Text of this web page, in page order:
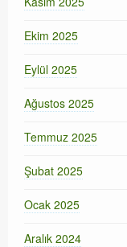
Ekim 2025
Eylül 2025
Ağustos 2025
Temmuz 2025
Şubat 2025
Ocak 2025
Aralık 2024